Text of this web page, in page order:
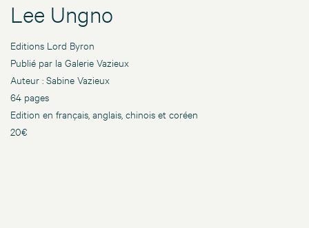
Lee Ungno
Editions Lord Byron
Publié par la Galerie Vazieux
Auteur : Sabine Vazieux
64 pages
Edition en français, anglais, chinois et coréen
20€